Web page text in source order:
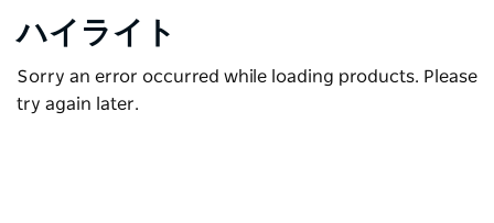
ハイライト
Sorry an error occurred while loading products. Please
try again later.